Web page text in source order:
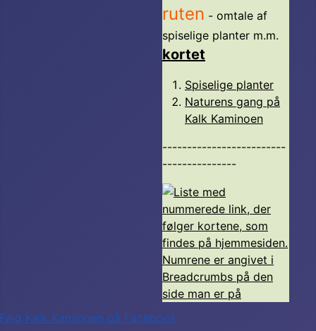
ruten - omtale af
spiselige planter m.m.
kortet
Spiselige planter
Naturens gang på
Kalk Kaminoen
-------------------------
---------------